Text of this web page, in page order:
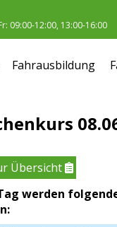
09:00-12:00, 13:00-16:00
Fahrausbildung
Übersicht
werden